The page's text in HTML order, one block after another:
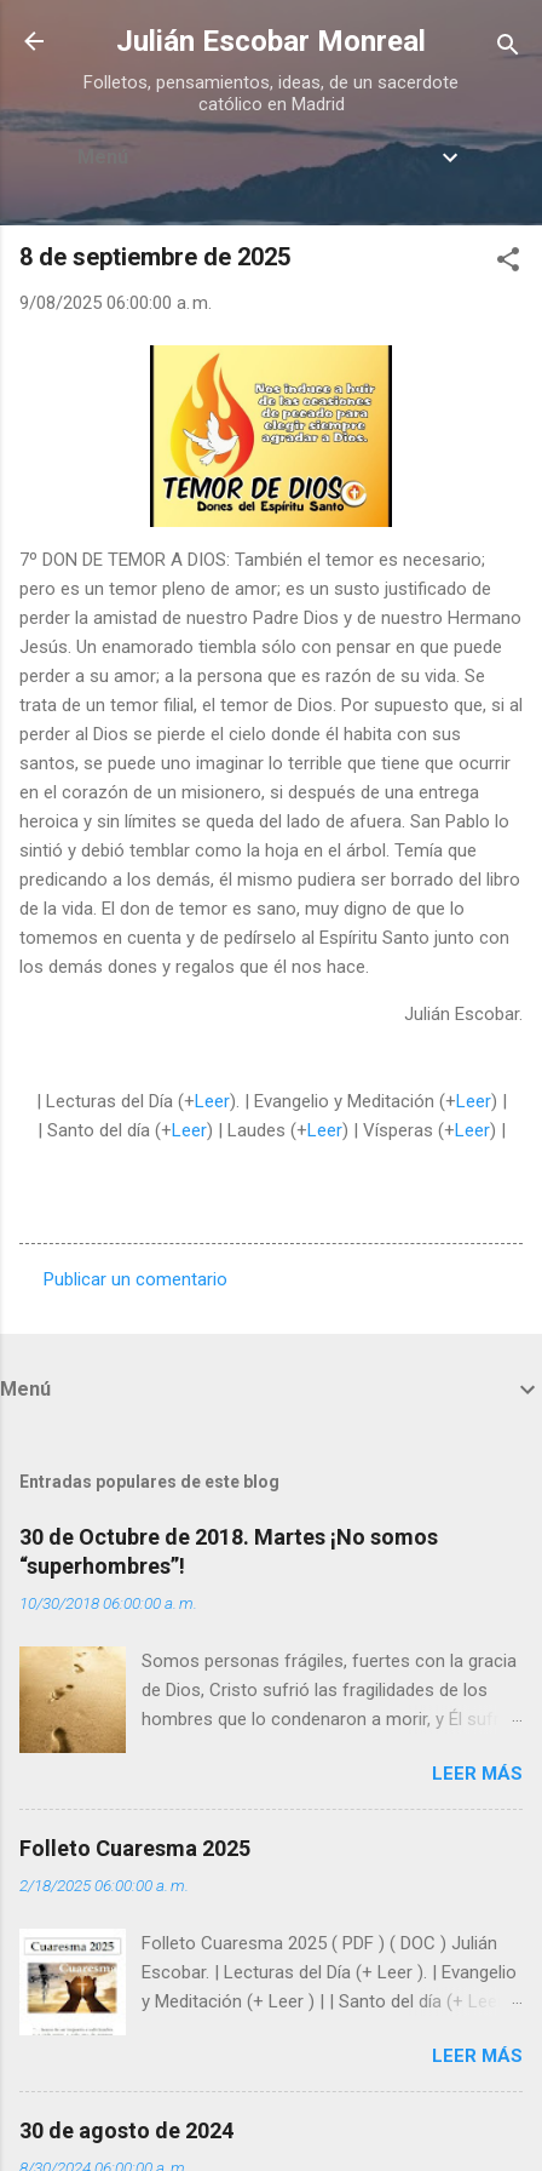
Ir al contenido principal
Julián Escobar Monreal
Folletos, pensamientos, ideas, de un sacerdote
católico en Madrid
Menú
8 de septiembre de 2025
9/08/2025 06:00:00 a. m.
7º DON DE TEMOR A DIOS: También el temor es necesario;
pero es un temor pleno de amor; es un susto justificado de
perder la amistad de nuestro Padre Dios y de nuestro Hermano
Jesús. Un enamorado tiembla sólo con pensar en que puede
perder a su amor; a la persona que es razón de su vida. Se
trata de un temor filial, el temor de Dios. Por supuesto que, si al
perder al Dios se pierde el cielo donde él habita con sus
santos, se puede uno imaginar lo terrible que tiene que ocurrir
en el corazón de un misionero, si después de una entrega
heroica y sin límites se queda del lado de afuera. San Pablo lo
sintió y debió temblar como la hoja en el árbol. Temía que
predicando a los demás, él mismo pudiera ser borrado del libro
de la vida. El don de temor es sano, muy digno de que lo
tomemos en cuenta y de pedírselo al Espíritu Santo junto con
los demás dones y regalos que él nos hace.
Julián Escobar.
| Lecturas del Día (+Leer). | Evangelio y Meditación (+Leer) |
| Santo del día (+Leer) | Laudes (+Leer) | Vísperas (+Leer) |
t
r
i
o
s
Publicar un comentario
Menú
Entradas populares de este blog
30 de Octubre de 2018. Martes ¡No somos
“superhombres”!
10/30/2018 06:00:00 a. m.
Somos personas frágiles, fuertes con la gracia
de Dios, Cristo sufrió las fragilidades de los
hombres que lo condenaron a morir, y Él sufrió
enseña Jesucristo? Que, si seguimos sus
huellas, sin ser superhombres, podemos
siempre está pendiente de nosotros. Amar es
y protegidos por nosotros. “ Señor, soy un
árbol sin frutos, pero tú me das la savia para
que al menos mis ramas y hojas den sombra
super hombre? - ¿Superas tu fragilidad con la
gracia de Dios? Julián Escobar. | Lecturas del
Día (+ Leer ). | Evangelio y Meditación (+ Leer ) |
LEER MÁS
Folleto Cuaresma 2025
2/18/2025 06:00:00 a. m.
Folleto Cuaresma 2025 ( PDF ) ( DOC ) Julián
Escobar. | Lecturas del Día (+ Leer ). | Evangelio
y Meditación (+ Leer ) | | Santo del día (+ Leer )
LEER MÁS
30 de agosto de 2024
8/30/2024 06:00:00 a. m.